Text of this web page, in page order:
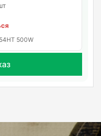
500W